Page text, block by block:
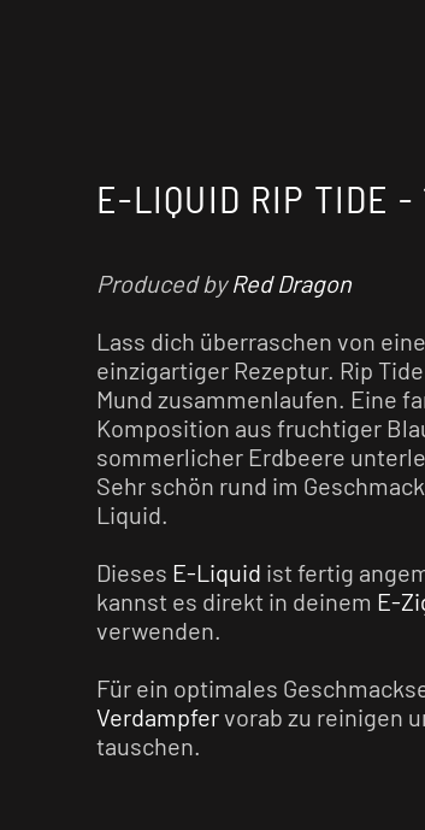
E-LIQUID RIP TIDE -
Produced byRed Dragon
Lass dich überraschen von
einzigartiger Rezeptur. Rip
Mund zusammenlaufen. Eine
Komposition aus fruchtiger
sommerlicher Erdbeere
Sehr schön rund im
Liquid.
Dieses E-Liquid ist fertig
kannst es direkt in deinem E-
verwenden.
Für ein optimales
Verdampfervorab zu reinigen
tauschen.